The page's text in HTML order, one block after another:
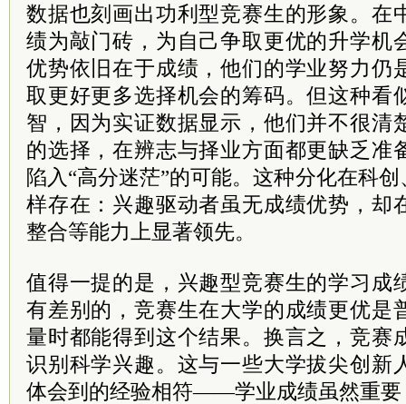
数据也刻画出功利型竞赛生的形象。在
绩为敲门砖，为自己争取更优的升学机
优势依旧在于成绩，他们的学业努力仍
取更好更多选择机会的筹码。但这种看
智，因为实证数据显示，他们并不很清
的选择，在辨志与择业方面都更缺乏准
陷入“高分迷茫”的可能。这种分化在科
样存在：兴趣驱动者虽无成绩优势，却
整合等能力上显著领先。
值得一提的是，兴趣型竞赛生的学习成
有差别的，竞赛生在大学的成绩更优是
量时都能得到这个结果。换言之，竞赛
识别科学兴趣。这与一些大学拔尖创新
体会到的经验相符——学业成绩虽然重要